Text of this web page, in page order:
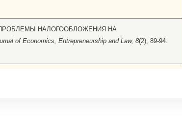
ПРОБЛЕМЫ НАЛОГООБЛОЖЕНИЯ НА
of Economics, Entrepreneurship and Law, 8(2), 89-94.